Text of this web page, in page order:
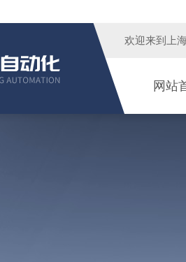
欢迎来到 上
网站